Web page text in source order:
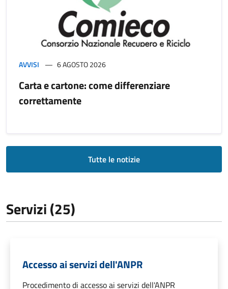
AVVISI 6 AGOSTO 2026
Carta e cartone: come differenziare
correttamente
Tutte le notizie
Servizi (25)
Accesso ai servizi dell'ANPR
Procedimento di accesso ai servizi dell'ANPR